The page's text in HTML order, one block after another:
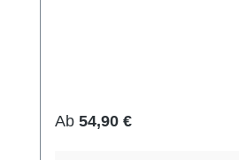
Regulärer Preis:
Ab 54,90 €